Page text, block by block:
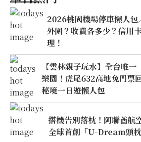
2026桃園機場停車懶人包
外圍？收費各多少？信用
理！
【雲林親子玩水】全台唯
樂園！虎尾632高地免門票
秘境一日遊懶人包
搭機告別落枕！阿聯酋航
全球首創「U-Dream頭